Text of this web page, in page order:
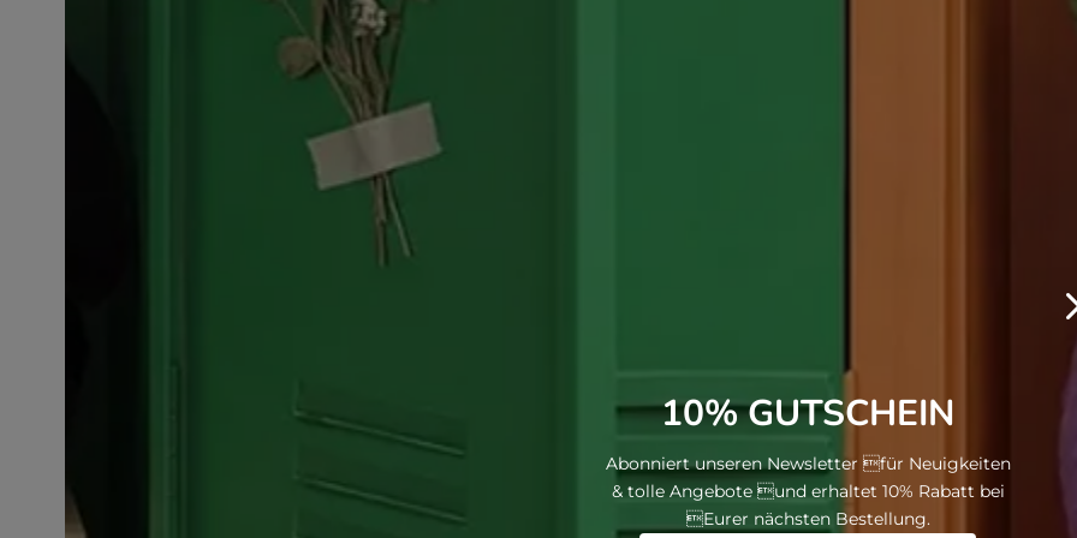
10% GUTSCHEIN
Abonniert unseren Newsletter für Neuigkeiten
& tolle Angebote und erhaltet 10% Rabatt bei
Eurer nächsten Bestellung.